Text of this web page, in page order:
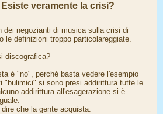
veramente la crisi?
dei negozianti di musica sulla crisi di
le definizioni troppo particolareggiate.
discografica?
è "no", perché basta vedere l'esempio
"bulimici" si sono presi addirittura tutte le
addirittura all'esagerazione si è
che la gente acquista.